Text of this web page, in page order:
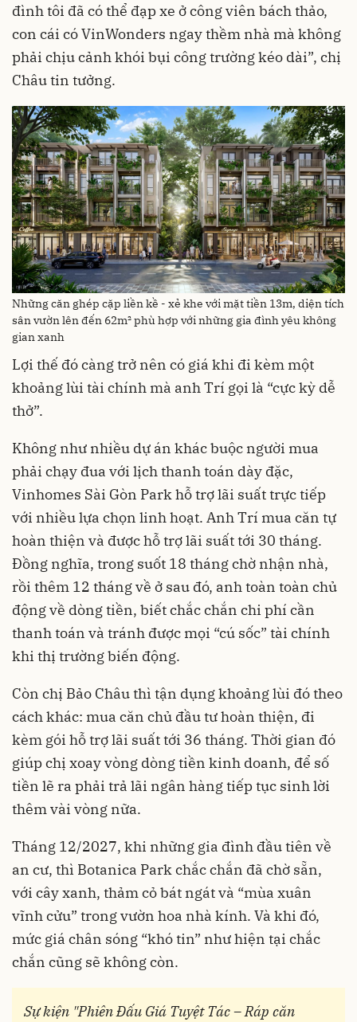
đình tôi đã có thể đạp xe ở công viên bách thảo,
con cái có VinWonders ngay thềm nhà mà không
phải chịu cảnh khói bụi công trường kéo dài”, chị
Châu tin tưởng.
Những căn ghép cặp liền kề - xẻ khe với mặt tiền 13m, diện tích
sân vườn lên đến 62m² phù hợp với những gia đình yêu không
gian xanh
Lợi thế đó càng trở nên có giá khi đi kèm một
khoảng lùi tài chính mà anh Trí gọi là “cực kỳ dễ
thở”.
Không như nhiều dự án khác buộc người mua
phải chạy đua với lịch thanh toán dày đặc,
Vinhomes Sài Gòn Park hỗ trợ lãi suất trực tiếp
với nhiều lựa chọn linh hoạt. Anh Trí mua căn tự
hoàn thiện và được hỗ trợ lãi suất tới 30 tháng.
Đồng nghĩa, trong suốt 18 tháng chờ nhận nhà,
rồi thêm 12 tháng về ở sau đó, anh toàn toàn chủ
động về dòng tiền, biết chắc chắn chi phí cần
thanh toán và tránh được mọi “cú sốc” tài chính
khi thị trường biến động.
Còn chị Bảo Châu thì tận dụng khoảng lùi đó theo
cách khác: mua căn chủ đầu tư hoàn thiện, đi
kèm gói hỗ trợ lãi suất tới 36 tháng. Thời gian đó
giúp chị xoay vòng dòng tiền kinh doanh, để số
tiền lẽ ra phải trả lãi ngân hàng tiếp tục sinh lời
thêm vài vòng nữa.
Tháng 12/2027, khi những gia đình đầu tiên về
an cư, thì Botanica Park chắc chắn đã chờ sẵn,
với cây xanh, thảm cỏ bát ngát và “mùa xuân
vĩnh cửu” trong vườn hoa nhà kính. Và khi đó,
mức giá chân sóng “khó tin” như hiện tại chắc
chắn cũng sẽ không còn.
Sự kiện "Phiên Đấu Giá Tuyệt Tác – Ráp căn